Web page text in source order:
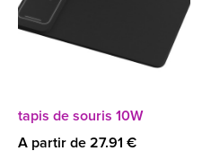
tapis de souris 10W
A partir de 27.91 €